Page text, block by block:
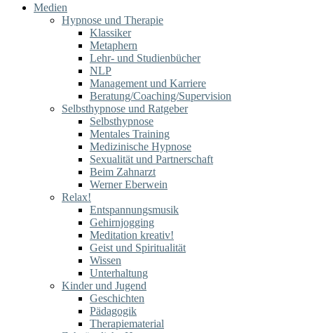
Medien
Hypnose und Therapie
Klassiker
Metaphern
Lehr- und Studienbücher
NLP
Management und Karriere
Beratung/Coaching/Supervision
Selbsthypnose und Ratgeber
Selbsthypnose
Mentales Training
Medizinische Hypnose
Sexualität und Partnerschaft
Beim Zahnarzt
Werner Eberwein
Relax!
Entspannungsmusik
Gehirnjogging
Meditation kreativ!
Geist und Spiritualität
Wissen
Unterhaltung
Kinder und Jugend
Geschichten
Pädagogik
Therapiematerial